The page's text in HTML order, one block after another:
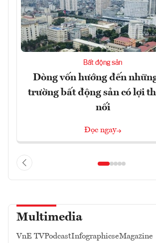
Bất động sản
Dòng vốn hướng đến
trường bất động sản có lợi
nối
Đọc ngay
Multimedia
VnE TVPodcastInfographicseMagazine